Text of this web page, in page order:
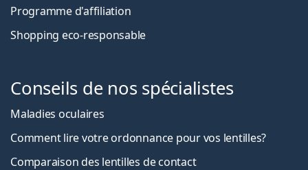
Programme d'affiliation
Shopping eco-responsable
Conseils de nos spécialistes
Maladies oculaires
Comment lire votre ordonnance pour vos lentilles?
Comparaison des lentilles de contact